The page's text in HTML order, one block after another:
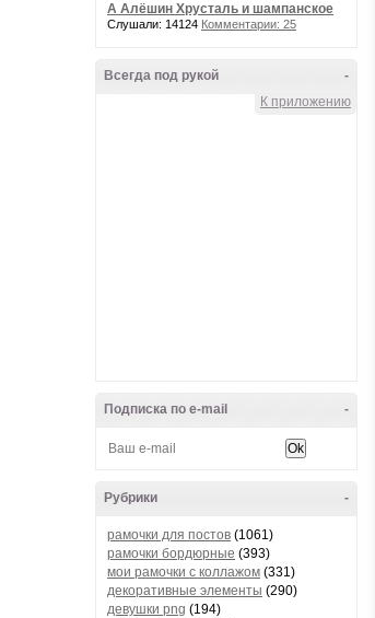
А Алёшин Хрусталь и шампанское
Слушали: 14124 Комментарии: 25
-
Всегда под рукой
К приложению
-
Подписка по e-mail
-
Рубрики
рамочки для постов (1061)
рамочки бордюрные (393)
мои рамочки с коллажом (331)
декоративные элементы (290)
девушки png (194)